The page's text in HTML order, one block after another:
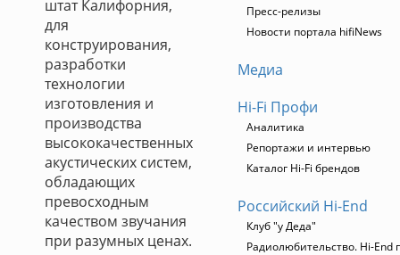
штат Калифорния,
для
конструирования,
разработки
технологии
изготовления и
производства
высококачественных
акустических систем,
обладающих
превосходным
качеством звучания
при разумных ценах.
Пресс-релизы
Новости портала hifiNews
Медиа
Hi-Fi Профи
Аналитика
Репортажи и интервью
Каталог Hi-Fi брендов
Российский Hi-End
Клуб "у Деда"
Радиолюбительство. Hi-End